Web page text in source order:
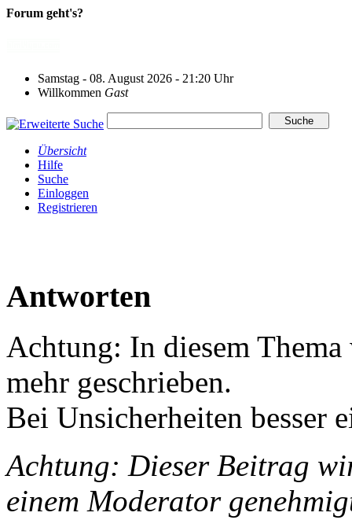
Forum geht's?
Samstag - 08. August 2026 - 21:20 Uhr
Willkommen Gast
Übersicht
Hilfe
Suche
Einloggen
Registrieren
Antworten
Achtung: In diesem
mehr geschrieben.
Bei Unsicherheiten besser
Achtung: Dieser Beitrag
einem Moderator